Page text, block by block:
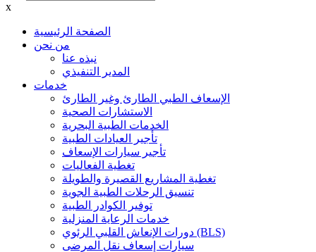
x
الصفحة الرئيسية
من نحن
نبذه عنا
المدير التنفيذي
خدمات
الإسعاف الطبي الطارئ وغير الطارئ
الاستشارات الصحية
الخدمات الطبية البحرية
تأجير العيادات الطبية
تأجير سيارات الإسعاف
تغطية الفعاليات
تغطية المشاريع القصيرة والطويلة
تنسيق الرحلات الطبية الجوية
توفير الكوادر الطبية
خدمات الرعاية المنزلية
دورات الإنعاش القلبي الرئوي (BLS)
سيارات إسعاف نقل المرضى